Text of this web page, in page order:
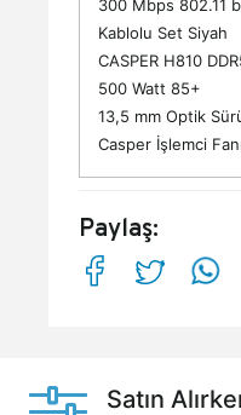
300 Mbps 802.11
Kablolu Set Siyah
CASPER H810
500 Watt 85+
13,5 mm Optik
Casper İşlemci Fanı
Paylaş:
Satın